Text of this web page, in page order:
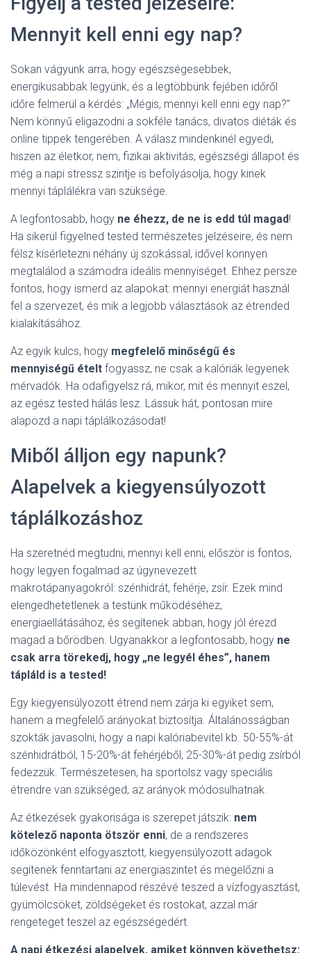
Mennyit kell enni egy nap?
Sokan vágyunk arra, hogy egészségesebbek,
energikusabbak legyünk, és a legtöbbünk fejében időről
időre felmerül a kérdés: „Mégis, mennyi kell enni egy nap?”
Nem könnyű eligazodni a sokféle tanács, divatos diéták és
online tippek tengerében. A válasz mindenkinél egyedi,
hiszen az életkor, nem, fizikai aktivitás, egészségi állapot és
még a napi stressz szintje is befolyásolja, hogy kinek
mennyi táplálékra van szüksége.
A legfontosabb, hogy ne éhezz, de ne is edd túl magad!
Ha sikerül figyelned tested természetes jelzéseire, és nem
félsz kísérletezni néhány új szokással, idővel könnyen
megtalálod a számodra ideális mennyiséget. Ehhez persze
fontos, hogy ismerd az alapokat: mennyi energiát használ
fel a szervezet, és mik a legjobb választások az étrended
kialakításához.
Az egyik kulcs, hogy megfelelő minőségű és
mennyiségű ételt fogyassz, ne csak a kalóriák legyenek
mérvadók. Ha odafigyelsz rá, mikor, mit és mennyit eszel,
az egész tested hálás lesz. Lássuk hát, pontosan mire
alapozd a napi táplálkozásodat!
Miből álljon egy napunk?
Alapelvek a kiegyensúlyozott
táplálkozáshoz
Ha szeretnéd megtudni, mennyi kell enni, először is fontos,
hogy legyen fogalmad az úgynevezett
makrotápanyagokról: szénhidrát, fehérje, zsír. Ezek mind
elengedhetetlenek a testünk működéséhez,
energiaellátásához, és segítenek abban, hogy jól érezd
magad a bőrödben. Ugyanakkor a legfontosabb, hogy ne
csak arra törekedj, hogy „ne legyél éhes”, hanem
tápláld is a tested!
Egy kiegyensúlyozott étrend nem zárja ki egyiket sem,
hanem a megfelelő arányokat biztosítja. Általánosságban
szokták javasolni, hogy a napi kalóriabevitel kb. 50-55%-át
szénhidrátból, 15-20%-át fehérjéből, 25-30%-át pedig zsírból
fedezzük. Természetesen, ha sportolsz vagy speciális
étrendre van szükséged, az arányok módosulhatnak.
Az étkezések gyakorisága is szerepet játszik: nem
kötelező naponta ötször enni, de a rendszeres
időközönként elfogyasztott, kiegyensúlyozott adagok
segítenek fenntartani az energiaszintet és megelőzni a
túlevést. Ha mindennapod részévé teszed a vízfogyasztást,
gyümölcsöket, zöldségeket és rostokat, azzal már
rengeteget teszel az egészségedért.
A napi étkezési alapelvek, amiket könnyen követhetsz: